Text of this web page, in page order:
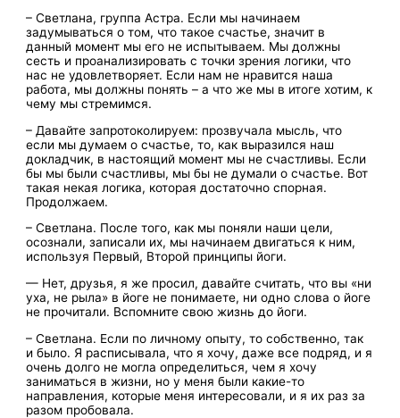
– Светлана, группа Астра. Если мы начинаем
задумываться о том, что такое счастье, значит в
данный момент мы его не испытываем. Мы должны
сесть и проанализировать с точки зрения логики, что
нас не удовлетворяет. Если нам не нравится наша
работа, мы должны понять – а что же мы в итоге хотим, к
чему мы стремимся.
– Давайте запротоколируем: прозвучала мысль, что
если мы думаем о счастье, то, как выразился наш
докладчик, в настоящий момент мы не счастливы. Если
бы мы были счастливы, мы бы не думали о счастье. Вот
такая некая логика, которая достаточно спорная.
Продолжаем.
– Светлана. После того, как мы поняли наши цели,
осознали, записали их, мы начинаем двигаться к ним,
используя Первый, Второй принципы йоги.
— Нет, друзья, я же просил, давайте считать, что вы «ни
уха, не рыла» в йоге не понимаете, ни одно слова о йоге
не прочитали. Вспомните свою жизнь до йоги.
– Светлана. Если по личному опыту, то собственно, так
и было. Я расписывала, что я хочу, даже все подряд, и я
очень долго не могла определиться, чем я хочу
заниматься в жизни, но у меня были какие-то
направления, которые меня интересовали, и я их раз за
разом пробовала.